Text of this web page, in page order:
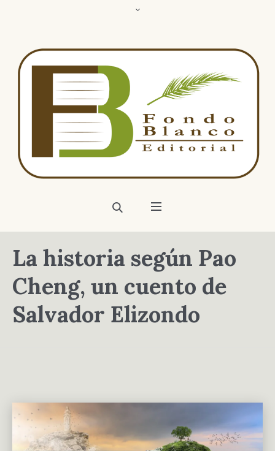
La historia según Pao
Cheng, un cuento de
Salvador Elizondo